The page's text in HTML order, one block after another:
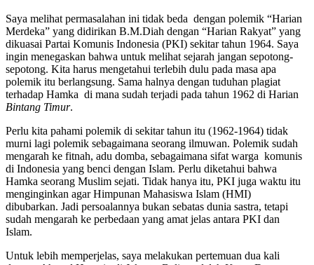
Saya melihat permasalahan ini tidak beda dengan polemik “Harian
Merdeka” yang didirikan B.M.Diah dengan “Harian Rakyat” yang
dikuasai Partai Komunis Indonesia (PKI) sekitar tahun 1964. Saya
ingin menegaskan bahwa untuk melihat sejarah jangan sepotong-
sepotong. Kita harus mengetahui terlebih dulu pada masa apa
polemik itu berlangsung. Sama halnya dengan tuduhan plagiat
terhadap Hamka di mana sudah terjadi pada tahun 1962 di Harian
Bintang Timur.
Perlu kita pahami polemik di sekitar tahun itu (1962-1964) tidak
murni lagi polemik sebagaimana seorang ilmuwan. Polemik sudah
mengarah ke fitnah, adu domba, sebagaimana sifat warga komunis
di Indonesia yang benci dengan Islam. Perlu diketahui bahwa
Hamka seorang Muslim sejati. Tidak hanya itu, PKI juga waktu itu
menginginkan agar Himpunan Mahasiswa Islam (HMI)
dibubarkan. Jadi persoalannya bukan sebatas dunia sastra, tetapi
sudah mengarah ke perbedaan yang amat jelas antara PKI dan
Islam.
Untuk lebih memperjelas, saya melakukan pertemuan dua kali